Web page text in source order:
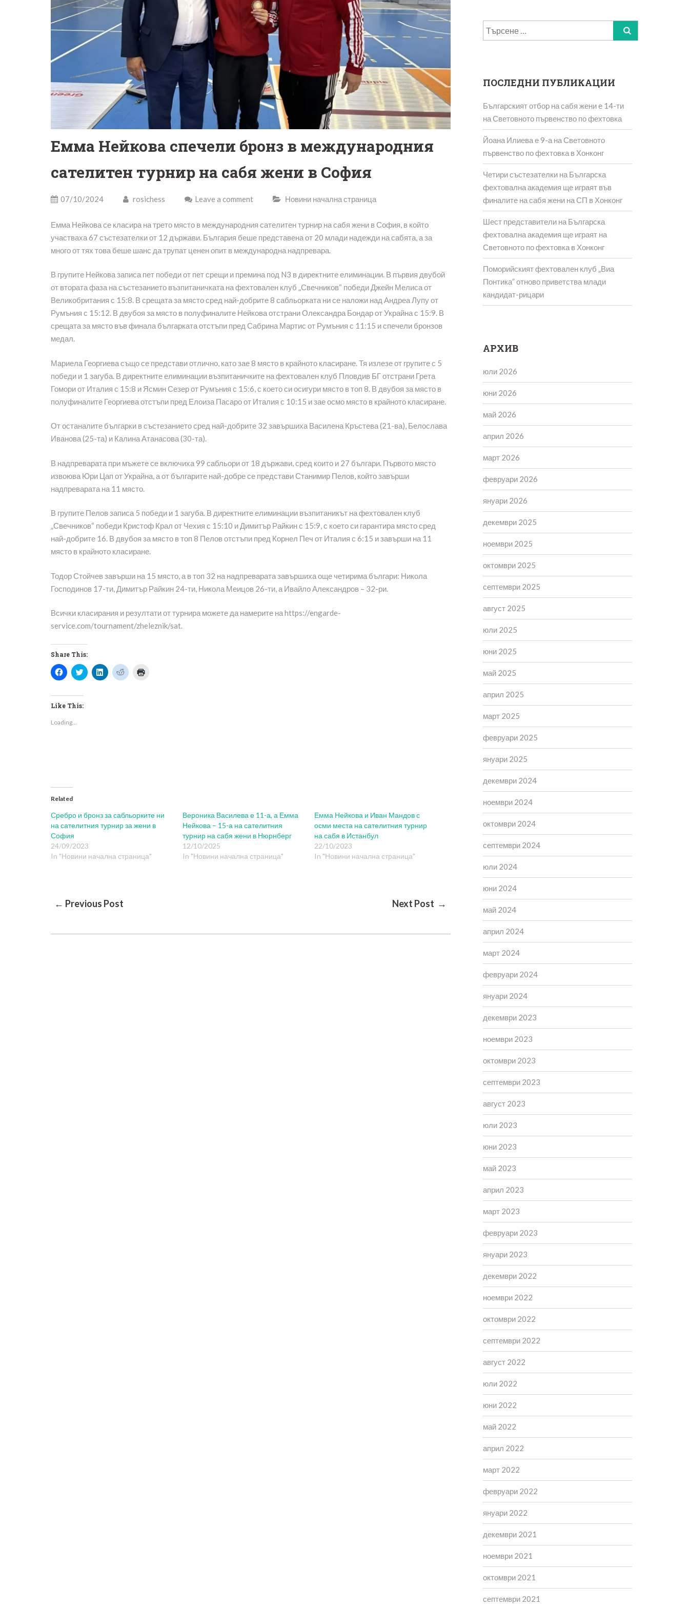
Емма Нейкова спечели бронз в международния
сателитен турнир на сабя жени в София
07/10/2024 rosichess Leave a comment Новини начална страница
Емма Нейкова се класира на трето място в международния сателитен турнир на сабя жени в София, в който
участваха 67 състезателки от 12 държави. България беше представена от 20 млади надежди на сабята, а за
много от тях това беше шанс да трупат ценен опит в международна надпревара.
В групите Нейкова записа пет победи от пет срещи и премина под N3 в директните елиминации. В първия двубой
от втората фаза на състезанието възпитаничката на фехтовален клуб „Свечников“ победи Джейн Мелиса от
Великобритания с 15:8. В срещата за място сред най-добрите 8 сабльорката ни се наложи над Андреа Лупу от
Румъния с 15:12. В двубоя за място в полуфиналите Нейкова отстрани Олександра Бондар от Украйна с 15:9. В
срещата за място във финала българката отстъпи пред Сабрина Мартис от Румъния с 11:15 и спечели бронзов
медал.
Мариела Георгиева също се представи отлично, като зае 8 място в крайното класиране. Тя излезе от групите с 5
победи и 1 загуба. В директните елиминации възпитаничките на фехтовален клуб Пловдив БГ отстрани Грета
Гомори от Италия с 15:8 и Ясмин Сезер от Румъния с 15:6, с което си осигури място в топ 8. В двубоя за място в
полуфиналите Георгиева отстъпи пред Елоиза Пасаро от Италия с 10:15 и зае осмо място в крайното класиране.
От останалите българки в състезанието сред най-добрите 32 завършиха Василена Кръстева (21-ва), Белослава
Иванова (25-та) и Калина Атанасова (30-та).
В надпреварата при мъжете се включиха 99 сабльори от 18 държави, сред които и 27 българи. Първото място
извоюва Юри Цап от Украйна, а от българите най-добре се представи Станимир Пелов, който завърши
надпреварата на 11 място.
В групите Пелов записа 5 победи и 1 загуба. В директните елиминации възпитаникът на фехтовален клуб
„Свечников“ победи Кристоф Крал от Чехия с 15:10 и Димитър Райкин с 15:9, с което си гарантира място сред
най-добрите 16. В двубоя за място в топ 8 Пелов отстъпи пред Корнел Печ от Италия с 6:15 и завърши на 11
място в крайното класиране.
Тодор Стойчев завърши на 15 място, а в топ 32 на надпреварата завършиха още четирима българи: Никола
Господинов 17-ти, Димитър Райкин 24-ти, Никола Меицов 26-ти, а Ивайло Александров – 32-ри.
Всички класирания и резултати от турнира можете да намерите на https://engarde-
service.com/tournament/zheleznik/sat.
Share This:
Click
to
Facebook
(Opens
in
window)
Click
to
Click
to
Click
to
Like This:
Loading...
Related
Сребро и бронз за сабльорките ни
на сателитния турнир за жени в
София
24/09/2023
In "Новини начална страница"
Вероника Василева е 11-а, а Емма
Нейкова – 15-а на сателитния
турнир на сабя жени в Нюрнберг
12/10/2025
In "Новини начална страница"
Емма Нейкова и Иван Мандов с
осми места на сателитния турнир
на сабя в Истанбул
22/10/2023
In "Новини начална страница"
Post
← Previous Post Next Post →
Търсене
за:
ПОСЛЕДНИ ПУБЛИКАЦИИ
Българският отбор на сабя жени е 14-ти
на Световното първенство по фехтовка
Йоана Илиева е 9-а на Световното
първенство по фехтовка в Хонконг
Четири състезателки на Българска
фехтовална академия ще играят във
финалите на сабя жени на СП в Хонконг
Шест представители на Българска
фехтовална академия ще играят на
Световното по фехтовка в Хонконг
Поморийският фехтовален клуб „Виа
Понтика” отново приветства млади
кандидат-рицари
АРХИВ
юли 2026
юни 2026
май 2026
април 2026
март 2026
февруари 2026
януари 2026
декември 2025
ноември 2025
октомври 2025
септември 2025
август 2025
юли 2025
юни 2025
май 2025
април 2025
март 2025
февруари 2025
януари 2025
декември 2024
ноември 2024
октомври 2024
септември 2024
юли 2024
юни 2024
май 2024
април 2024
март 2024
февруари 2024
януари 2024
декември 2023
ноември 2023
октомври 2023
септември 2023
август 2023
юли 2023
юни 2023
май 2023
април 2023
март 2023
февруари 2023
януари 2023
декември 2022
ноември 2022
октомври 2022
септември 2022
август 2022
юли 2022
юни 2022
май 2022
април 2022
март 2022
февруари 2022
януари 2022
декември 2021
ноември 2021
октомври 2021
септември 2021